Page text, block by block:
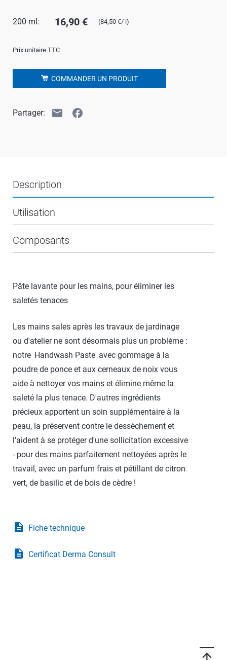
200 ml: 16,90 € (84,50 €/ l)
Prix unitaire TTC
COMMANDER UN PRODUIT
Partager: email facebook
Description
Utilisation
Composants
Pâte lavante pour les mains, pour éliminer les
saletés tenaces
Les mains sales après les travaux de jardinage
ou d'atelier ne sont désormais plus un problème :
notre Handwash Paste avec gommage à la
poudre de ponce et aux cerneaux de noix vous
aide à nettoyer vos mains et élimine même la
saleté la plus tenace. D'autres ingrédients
précieux apportent un soin supplémentaire à la
peau, la préservent contre le dessèchement et
l'aident à se protéger d'une sollicitation excessive
- pour des mains parfaitement nettoyées après le
travail, avec un parfum frais et pétillant de citron
vert, de basilic et de bois de cèdre !
description Fiche technique
description Certificat Derma Consult